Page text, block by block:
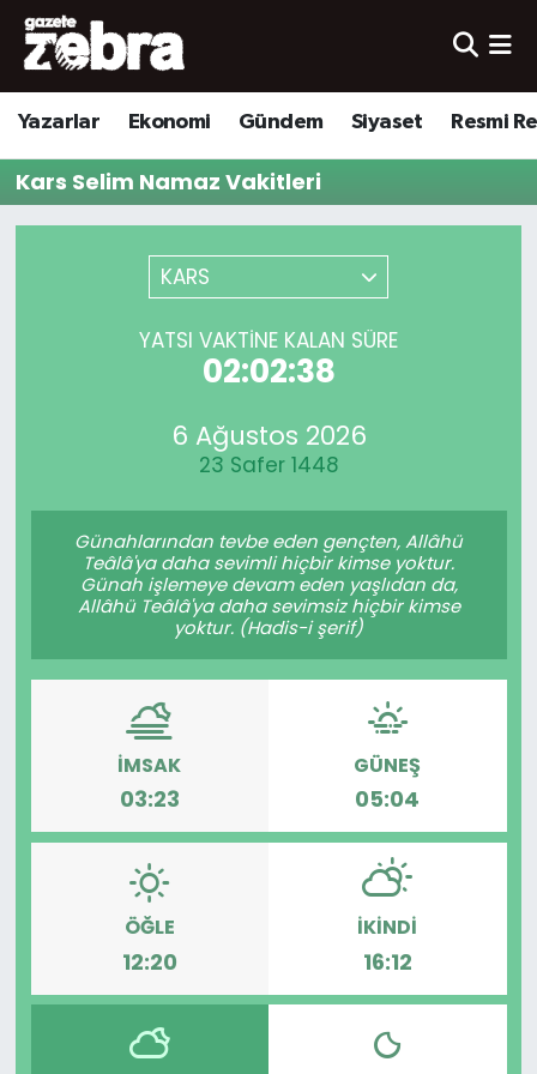
Yazarlar Ekonomi Gündem Siyaset Resmi
Kars Selim Namaz Vakitleri
KARS
YATSI VAKTINE KALAN SÜRE
02:02:38
6 Ağustos 2026
23 Safer 1448
Günahlarından tevbe eden gençten, Allâhü
Teâlâ'ya daha sevimli hiçbir kimse yoktur.
Günah işlemeye devam eden yaşlıdan da,
Allâhü Teâlâ'ya daha sevimsiz hiçbir kimse
yoktur. (Hadis-i şerif)
İMSAK
03:23
GÜNEŞ
05:04
ÖĞLE
12:20
İKINDI
16:12
Yazarlar
Ekonomi
Kültür-Sanat
Nöbetçi Eczaneler
Hava Durumu
Trafik Durumu
Süper Lig Puan Durumu ve Fikstür
Tüm Manşetler